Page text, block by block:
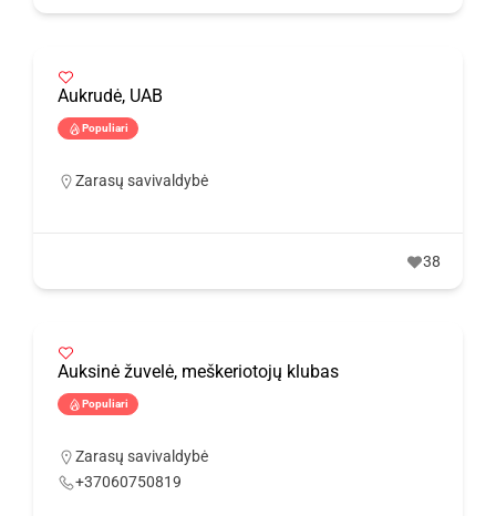
Aukrudė, UAB
Populiari
Zarasų savivaldybė
38
Auksinė žuvelė, meškeriotojų klubas
Populiari
Zarasų savivaldybė
+37060750819